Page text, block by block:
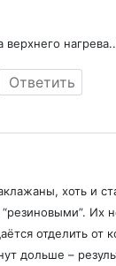
Ответить
хоть и
Их
отделить от
дольше –